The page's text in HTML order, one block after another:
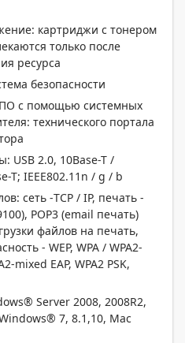
картриджи с тонером
только после
ресурса
безопасности
ПО с помощью системных
технического портала
USB 2.0, 10Base-T /
T; IEEE802.11n / g / b
сеть -TCP / IP, печать -
POP3 (email печать)
файлов на печать,
- WEP, WPA / WPA2-
mixed EAP, WPA2 PSK,
Server 2008, 2008R2,
7, 8.1,10, Mac